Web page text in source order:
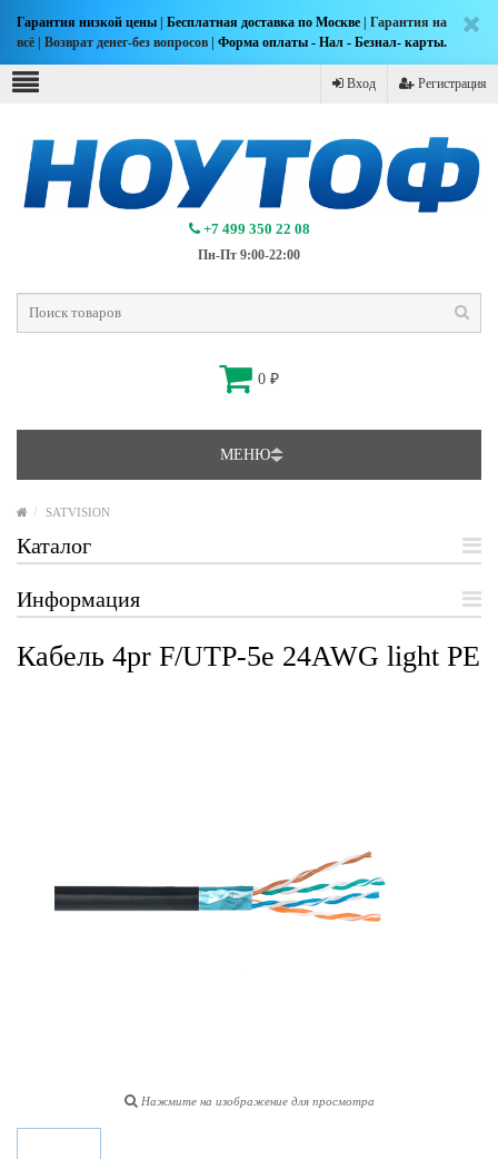
Гарантия низкой цены Бесплатная доставка по Москве | Гарантия на
всё | Возврат денег-без вопросов | Форма оплаты - Нал - Безнал- карты.
Вход Регистрация
+7 499 350 22 08
Пн-Пт 9:00-22:00
0 ₽
МЕНЮ
SATVISION
Каталог
Информация
Кабель 4pr F/UTP-5e 24AWG light PE
Нажмите на изображение для просмотра